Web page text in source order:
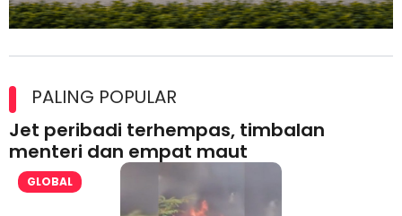
lesen separuh pertama 2026
PALING POPULAR
Jet peribadi terhempas, timbalan
menteri dan empat maut
GLOBAL